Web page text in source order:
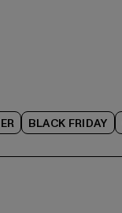
BLACK FRIDAY